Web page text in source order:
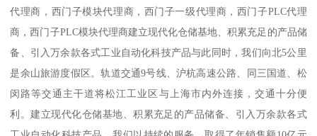
代理商，西门子模块代理商，西门子一级代理商，西门子PLC代理
商，西门子PLC模块代理商建立现代化仓储基地、积累充足的产品储
备、引入万余款各式工业自动化科技产品与此同时，我们向北5公里
是余山旅游度假区。轨道交通9号线、沪杭高速公路、同三国道、松
闵路等交通主干道将松江工业区与上海市内外连接，交通十分便
利。建立现代化仓储基地、积累充足的产品储备、引入万余款各式